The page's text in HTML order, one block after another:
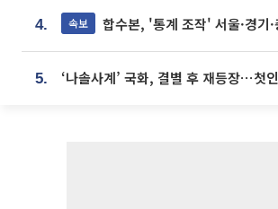
4. 속보 합수본, '통계 조작' 서울·경기·충북 선관위 등
5.